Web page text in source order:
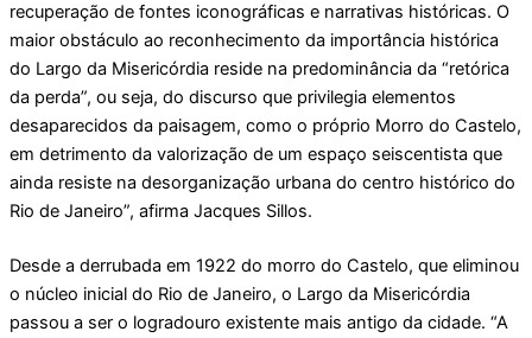
recuperação de fontes iconográficas e narrativas históricas. O
maior obstáculo ao reconhecimento da importância histórica
do Largo da Misericórdia reside na predominância da “retórica
da perda”, ou seja, do discurso que privilegia elementos
desaparecidos da paisagem, como o próprio Morro do Castelo,
em detrimento da valorização de um espaço seiscentista que
ainda resiste na desorganização urbana do centro histórico do
Rio de Janeiro”, afirma Jacques Sillos.
Desde a derrubada em 1922 do morro do Castelo, que eliminou
o núcleo inicial do Rio de Janeiro, o Largo da Misericórdia
passou a ser o logradouro existente mais antigo da cidade. “A